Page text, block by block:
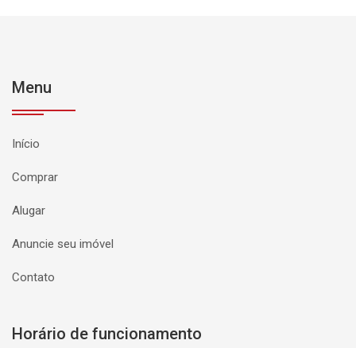
Menu
Início
Comprar
Alugar
Anuncie seu imóvel
Contato
Horário de funcionamento